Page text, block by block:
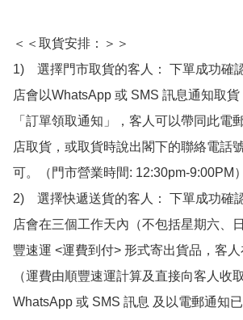
＜＜取貨安排：＞＞
1)　選擇門市取貨的客人： 下單成功確
店會以WhatsApp 或 SMS 訊息通知取
「訂單領取通知」，客人可以帶同此電
店取貨，或取貨時說出閣下的聯絡電話
可。（門市營業時間: 12:30pm-9:00PM）
2)　選擇快遞送貨的客人： 下單成功確
店會在三個工作天內（不包括星期六、
豐速運 <運費到付> 形式寄出貨品，客
（運費由順豐速運計算及直接向客人收
WhatsApp 或 SMS 訊息 及以電郵通知已